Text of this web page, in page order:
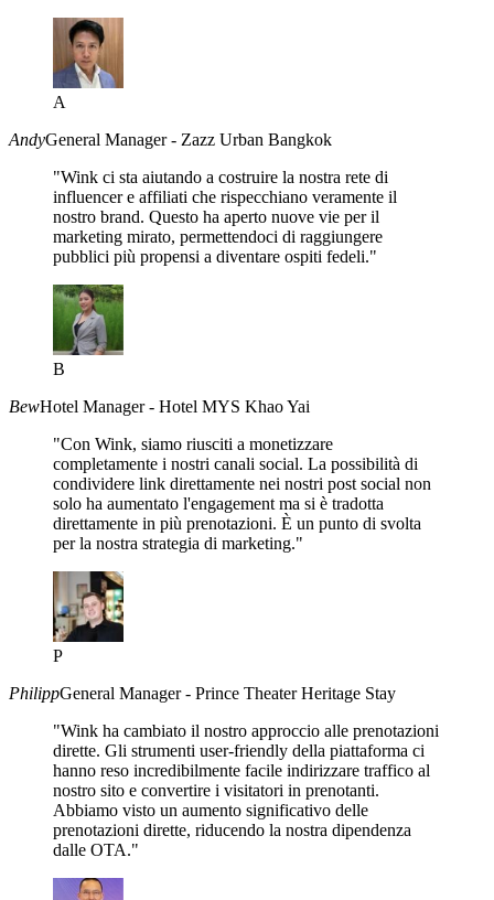
A
AndyGeneral Manager - Zazz Urban Bangkok
"Wink ci sta aiutando a costruire la nostra rete di
influencer e affiliati che rispecchiano veramente il
nostro brand. Questo ha aperto nuove vie per il
marketing mirato, permettendoci di raggiungere
pubblici più propensi a diventare ospiti fedeli."
B
BewHotel Manager - Hotel MYS Khao Yai
"Con Wink, siamo riusciti a monetizzare
completamente i nostri canali social. La possibilità di
condividere link direttamente nei nostri post social non
solo ha aumentato l'engagement ma si è tradotta
direttamente in più prenotazioni. È un punto di svolta
per la nostra strategia di marketing."
P
PhilippGeneral Manager - Prince Theater Heritage Stay
"Wink ha cambiato il nostro approccio alle prenotazioni
dirette. Gli strumenti user-friendly della piattaforma ci
hanno reso incredibilmente facile indirizzare traffico al
nostro sito e convertire i visitatori in prenotanti.
Abbiamo visto un aumento significativo delle
prenotazioni dirette, riducendo la nostra dipendenza
dalle OTA."